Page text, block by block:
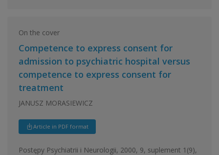
On the cover
Competence to express consent for
admission to psychiatric hospital versus
competence to express consent for
treatment
JANUSZ MORASIEWICZ
Article in PDF format
Postępy Psychiatrii i Neurologii, 2000, 9, suplement 1(9),